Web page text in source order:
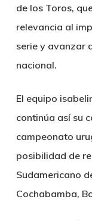
de los Toros,
relevancia al
serie y avanzar
nacional.
El equipo
continúa así su
campeonato
posibilidad de
Sudamericano
Cochabamba,